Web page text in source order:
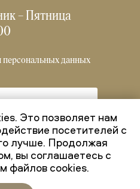
персональных данных
– Пятница
Мы на связи!
Это позволяет нам
посетителей с
лучше. Продолжая
вы соглашаетесь с
файлов cookies.